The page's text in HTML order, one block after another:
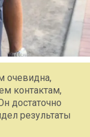
очевидна,
контактам,
достаточно
результаты